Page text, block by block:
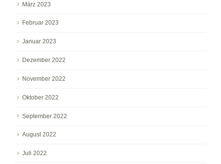
März 2023
Februar 2023
Januar 2023
Dezember 2022
November 2022
Oktober 2022
September 2022
August 2022
Juli 2022